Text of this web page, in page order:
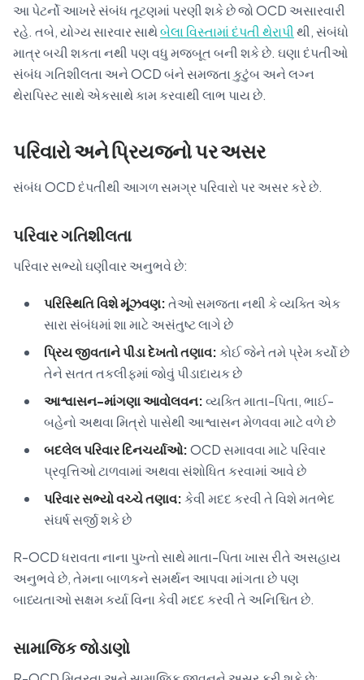
આ પેટર્નો આખરે સંબંધ તૂટણમાં પરણી શકે છે જો OCD અસારવારી
રહે. તબે, યોગ્ય સારવાર સાથેબેલા વિસ્તામાં દંપતી થેરાપીથી, સંબંધો
માત્ર બચી શકતા નથી પણ વધુ મજબૂત બની શકે છે. ઘણા દંપતીઓ
સંબંધ ગતિશીલતા અને OCD બંને સમજતા કુટુંબ અને લગ્ન
થેરાપિસ્ટ સાથે એકસાથે કામ કરવાથી લાભ પાય છે.
પરિવારો અને પ્રિયજનો પર અસર
સંબંધ OCD દંપતીથી આગળ સમગ્ર પરિવારો પર અસર કરે છે.
પરિવાર ગતિશીલતા
પરિવાર સભ્યો ઘણીવાર અનુભવે છે:
પરિસ્થિતિ વિશે મૂંઝવણ:તેઓ સમજતા નથી કે વ્યક્તિ એક
સારા સંબંધમાં શા માટે અસંતુષ્ટ લાગે છે
પ્રિય જીવતાને પીડા દેખતો તણાવ: કોઈ જેને તમે પ્રેમ કર્યો છે
તેને સતત તકલીફમાં જોવું પીડાદાયક છે
આશ્વાસન-માંગણા આવોલવન:વ્યક્તિ માતા-પિતા, ભાઈ-
બહેનો અથવા મિત્રો પાસેથી આશ્વાસન મેળવવા માટે વળે છે
બદલેલ પરિવાર દિનચર્યાઓ:OCD સમાવવા માટે પરિવાર
પ્રવૃત્તિઓ ટાળવામાં અથવા સંશોધિત કરવામાં આવે છે
પરિવાર સભ્યો વચ્ચે તણાવ: કેવી મદદ કરવી તે વિશે મતભેદ
સંઘર્ષ સર્જી શકે છે
R-OCD ધરાવતા નાના પુખ્તો સાથે માતા-પિતા ખાસ રીતે અસહાય
અનુભવે છે, તેમના બાળકને સમર્થન આપવા માંગતા છે પણ
બાધ્યતાઓ સક્ષમ કર્યા વિના કેવી મદદ કરવી તે અનિશ્ચિત છે.
સામાજિક જોડાણો